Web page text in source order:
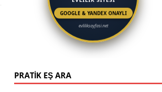
GOOGLE & YANDEX ONAYLI
PRATİK EŞ ARA